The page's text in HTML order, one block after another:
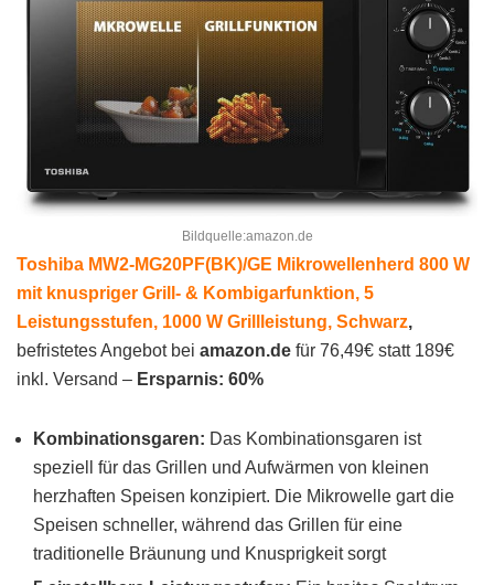
Bildquelle:amazon.de
Toshiba MW2-MG20PF(BK)/GE Mikrowellenherd 800 W
mit knuspriger Grill- & Kombigarfunktion, 5
Leistungsstufen, 1000 W Grillleistung, Schwarz,
befristetes Angebot bei amazon.de für 76,49€ statt 189€
inkl. Versand – Ersparnis: 60%
Kombinationsgaren: Das Kombinationsgaren ist
speziell für das Grillen und Aufwärmen von kleinen
herzhaften Speisen konzipiert. Die Mikrowelle gart die
Speisen schneller, während das Grillen für eine
traditionelle Bräunung und Knusprigkeit sorgt